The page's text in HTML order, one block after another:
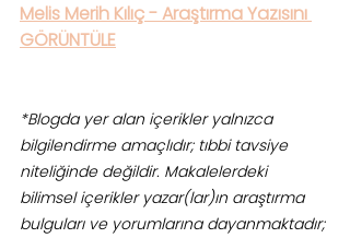
Melis Merih Kılıç - Araştırma Yazısını
GÖRÜNTÜLE
*Blogda yer alan içerikler yalnızca
bilgilendirme amaçlıdır; tıbbi tavsiye
niteliğinde değildir. Makalelerdeki
bilimsel içerikler yazar(lar)ın araştırma
bulguları ve yorumlarına dayanmaktadır;